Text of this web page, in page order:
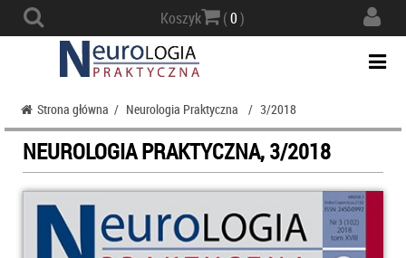
Koszyk (0)
Strona główna / Neurologia Praktyczna / 3/2018
NEUROLOGIA PRAKTYCZNA, 3/2018